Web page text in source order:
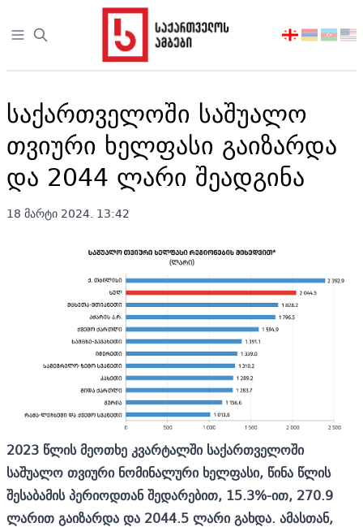
Open sidebar
აირჩიეთ
საქართველოში საშუალო
თვიური ხელფასი გაიზარდა
და 2044 ლარი შეადგინა
18 მარტი 2024. 13:42
2023 წლისმეოთხე კვარტალში საქართველოში
საშუალო თვიური ნომინალური ხელფასი, წინა წლის
შესაბამის პერიოდთან შედარებით, 15.3%-ით, 270.9
ლარით გაიზარდა და 2044.5 ლარი გახდა. ამასთან,